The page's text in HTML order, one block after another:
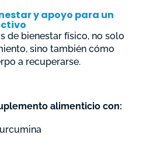
y apoyo para un
de bienestar físico, no solo
sino también cómo
a recuperarse.
alimenticio con: